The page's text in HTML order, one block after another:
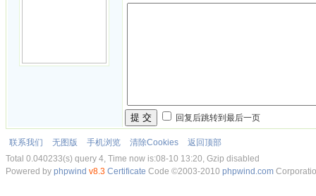
提 交 回复后跳转到最后一页
联系我们 无图版 手机浏览 清除Cookies
返回顶部
Total 0.040233(s) query 4, Time now is:08-10 13:20, Gzip disabled
Powered by phpwind v8.3 Certificate Code ©2003-2010 phpwind.com